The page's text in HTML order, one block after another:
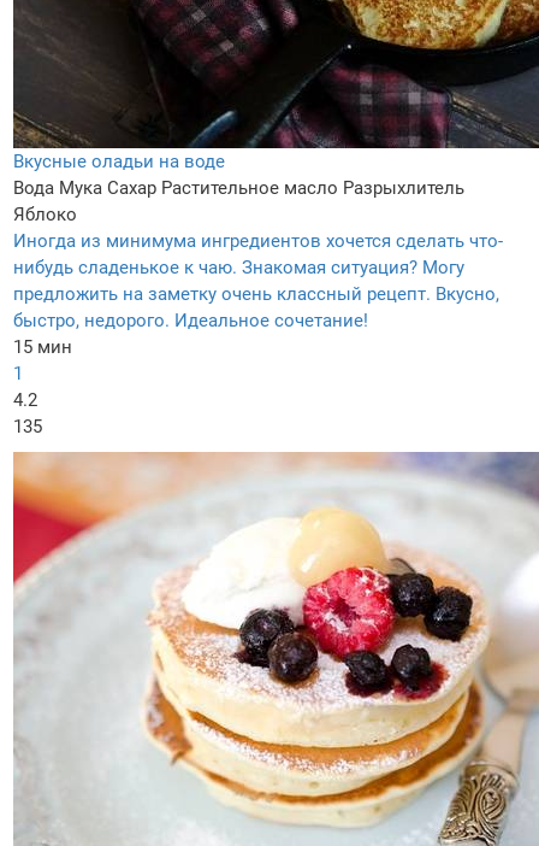
Вкусные оладьи на воде
Вода Мука Сахар Растительное масло Разрыхлитель
Яблоко
Иногда из минимума ингредиентов хочется сделать что-
нибудь сладенькое к чаю. Знакомая ситуация? Могу
предложить на заметку очень классный рецепт. Вкусно,
быстро, недорого. Идеальное сочетание!
15 мин
1
4.2
135